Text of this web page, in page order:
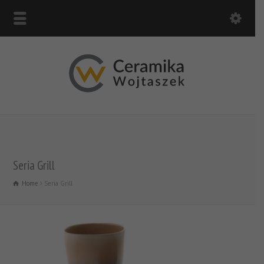
Seria Grill
Home Seria Grill